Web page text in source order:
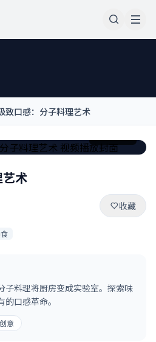
致口感：分子料理艺术
术
收藏
子料理将厨房变成实验室。探索味
口感革命。
意